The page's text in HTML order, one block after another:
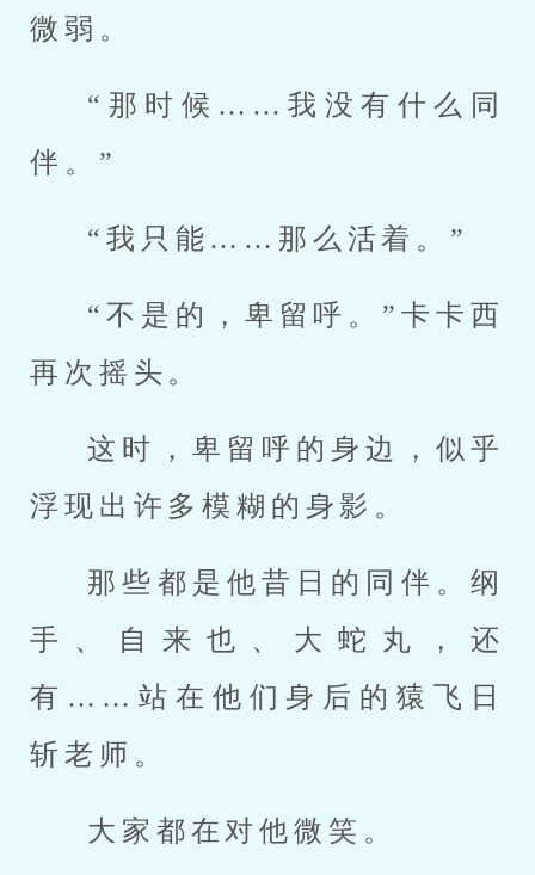
微弱。
“那时候……我没有什么同
伴。”
“我只能……那么活着。”
“不是的，卑留呼。”卡卡西
再次摇头。
这时，卑留呼的身边，似乎
浮现出许多模糊的身影。
那些都是他昔日的同伴。纲
手、自来也、大蛇丸，还
有……站在他们身后的猿飞日
斩老师。
大家都在对他微笑。